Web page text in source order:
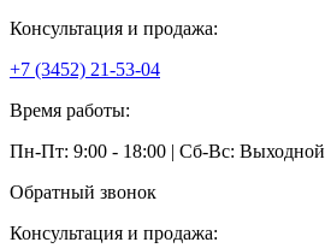
Консультация и продажа:
+7 (3452) 21-53-04
Время работы:
Пн-Пт: 9:00 - 18:00 | Сб-Вс: Выходной
Обратный звонок
Консультация и продажа: